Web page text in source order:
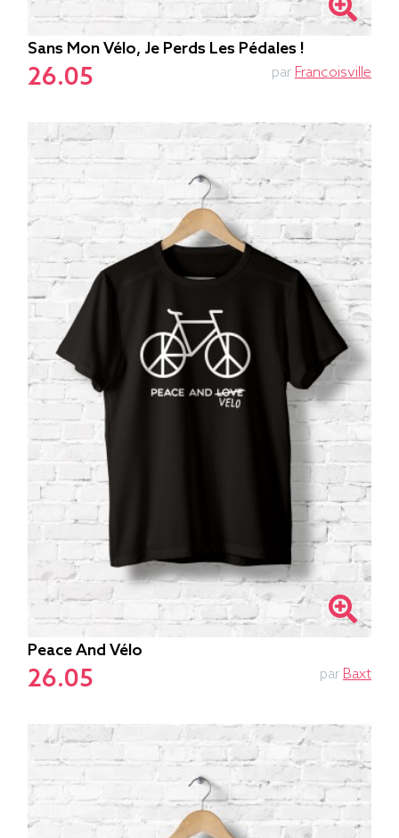
Sans Mon Vélo, Je Perds Les Pédales !
26.05 par Francoisville
Peace And Vélo
26.05 par Baxt